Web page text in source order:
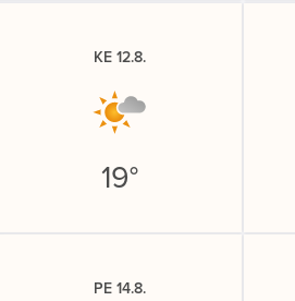
KE 12.8.
19°
PE 14.8.